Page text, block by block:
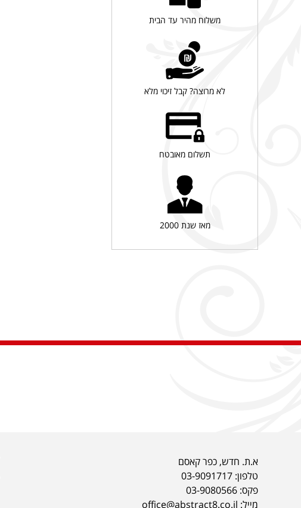
משלוח מהיר עד הבית
לא מרוצה? קבל זיכוי מלא
תשלום מאובטח
מאז שנת 2000
א.ת. חדש, כפר קאסם
טלפון: 03-9091717
פקס: 03-9080566
מייל: office@abstract8.co.il